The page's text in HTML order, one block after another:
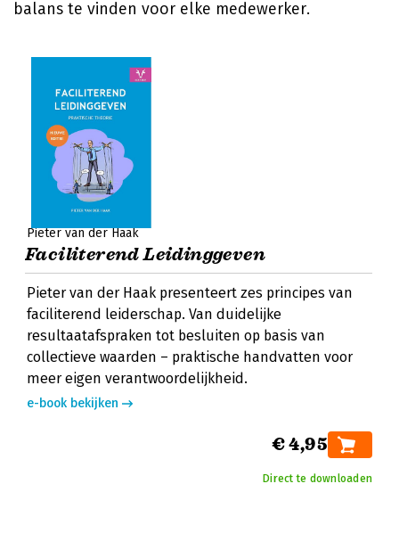
balans te vinden voor elke medewerker.
Pieter van der Haak
Faciliterend Leidinggeven
Pieter van der Haak presenteert zes principes van
faciliterend leiderschap. Van duidelijke
resultaatafspraken tot besluiten op basis van
collectieve waarden – praktische handvatten voor
meer eigen verantwoordelijkheid.
e-book bekijken
€ 4,95
Direct te downloaden